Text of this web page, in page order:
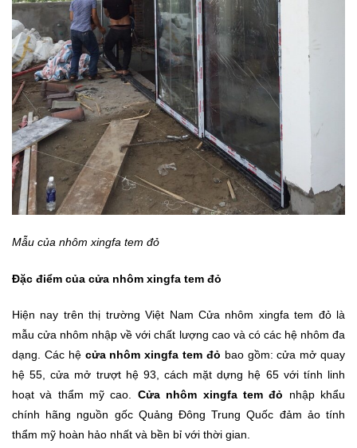
Mẫu của nhôm xingfa tem đỏ
Đặc điểm của cửa nhôm xingfa tem đỏ
Hiện nay trên thị trường Việt Nam Cửa nhôm xingfa tem đỏ là
mẫu cửa nhôm nhập về với chất lượng cao và có các hệ nhôm đa
dạng. Các hệ cửa nhôm xingfa tem đỏ bao gồm: cửa mở quay
hệ 55, cửa mở trượt hệ 93, cách mặt dựng hệ 65 với tính linh
hoạt và thẩm mỹ cao. Cửa nhôm xingfa tem đỏ nhập khẩu
chính hãng nguồn gốc Quảng Đông Trung Quốc đảm ảo tính
thẩm mỹ hoàn hảo nhất và bền bỉ với thời gian.